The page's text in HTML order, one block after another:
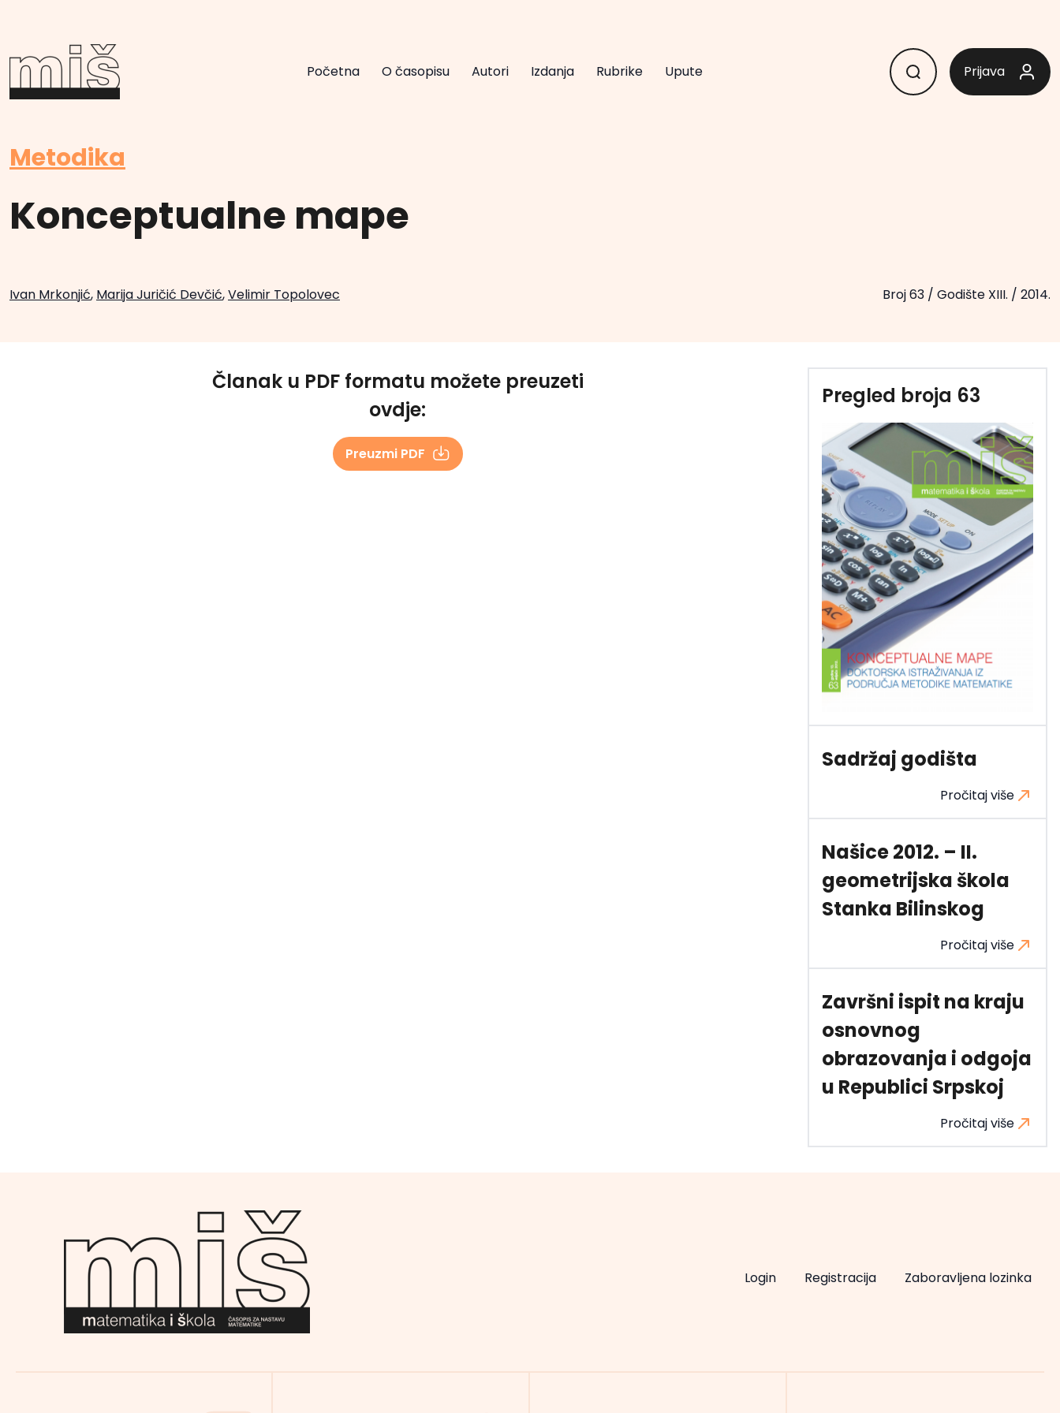
Početna O časopisu Autori Izdanja Rubrike Upute Prijava
Metodika
Konceptualne mape
Ivan Mrkonjić, Marija Juričić Devčić,Velimir Topolovec Broj 63/ Godište XIII. / 2014.
Članak u PDF formatu možete preuzeti
ovdje:
Preuzmi PDF
Pregled broja 63
Sadržaj godišta
Pročitaj više
Našice 2012. – II.
geometrijska škola
Stanka Bilinskog
Pročitaj više
Završni ispit na kraju
osnovnog
obrazovanja i odgoja
u Republici Srpskoj
Pročitaj više
Login Registracija Zaboravljena lozinka